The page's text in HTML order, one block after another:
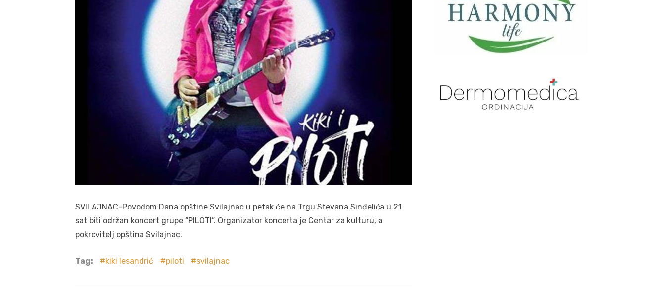
SVILAJNAC-Povodom Dana opštine Svilajnac u petak će na Trgu Stevana Sinđelića u 21
sat biti održan koncert grupe “PILOTI”. Organizator koncerta je Centar za kulturu, a
pokrovitelj opština Svilajnac.
Tag: kiki lesandrić piloti svilajnac